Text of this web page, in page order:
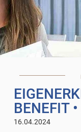
BENEFIT
16.04.2024